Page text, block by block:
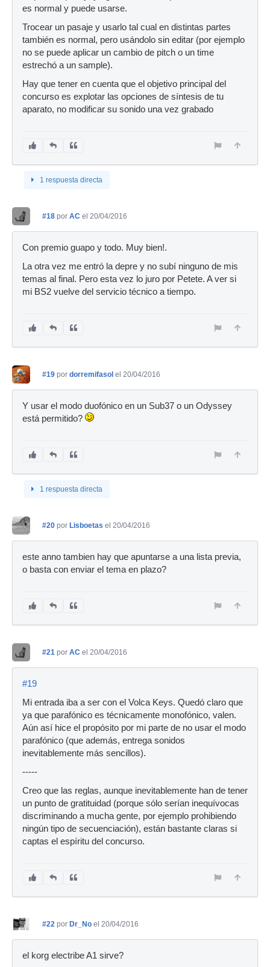
es normal y puede usarse.
Trocear un pasaje y usarlo tal cual en distintas partes
también es normal, pero usándolo sin editar (por ejemplo
no se puede aplicar un cambio de pitch o un time
estrechó a un sample).
Hay que tener en cuenta que el objetivo principal del
concurso es explotar las opciones de síntesis de tu
aparato, no modificar su sonido una vez grabado
1 respuesta directa
#18 por AC el 20/04/2016
Con premio guapo y todo. Muy bien!.
La otra vez me entró la depre y no subí ninguno de mis
temas al final. Pero esta vez lo juro por Petete. A ver si
mi BS2 vuelve del servicio técnico a tiempo.
#19 por dorremifasol el 20/04/2016
Y usar el modo duofónico en un Sub37 o un Odyssey
está permitido?
1 respuesta directa
#20 por Lisboetas el 20/04/2016
este anno tambien hay que apuntarse a una lista previa,
o basta con enviar el tema en plazo?
#21 por AC el 20/04/2016
#19
Mi entrada iba a ser con el Volca Keys. Quedó claro que
ya que parafónico es técnicamente monofónico, valen.
Aún así hice el propósito por mi parte de no usar el modo
parafónico (que además, entrega sonidos
inevitablemente más sencillos).
-----
Creo que las reglas, aunque inevitablemente han de tener
un punto de gratituidad (porque sólo serían inequívocas
discriminando a mucha gente, por ejemplo prohibiendo
ningún tipo de secuenciación), están bastante claras si
captas el espíritu del concurso.
#22 por Dr_No el 20/04/2016
el korg electribe A1 sirve?